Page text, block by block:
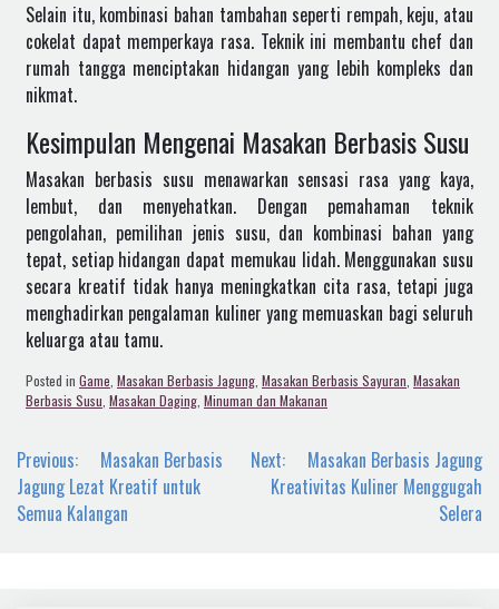
Selain itu, kombinasi bahan tambahan seperti rempah, keju, atau
cokelat dapat memperkaya rasa. Teknik ini membantu chef dan
rumah tangga menciptakan hidangan yang lebih kompleks dan
nikmat.
Kesimpulan Mengenai Masakan Berbasis Susu
Masakan berbasis susu menawarkan sensasi rasa yang kaya,
lembut, dan menyehatkan. Dengan pemahaman teknik
pengolahan, pemilihan jenis susu, dan kombinasi bahan yang
tepat, setiap hidangan dapat memukau lidah. Menggunakan susu
secara kreatif tidak hanya meningkatkan cita rasa, tetapi juga
menghadirkan pengalaman kuliner yang memuaskan bagi seluruh
keluarga atau tamu.
Posted in Game Masakan Berbasis Jagung Masakan Berbasis Sayuran Masakan
Berbasis Susu Masakan Daging Minuman dan Makanan
Navigasi
pos
Previous:
Masakan Berbasis
Jagung Lezat Kreatif untuk
Semua Kalangan
Next:
Masakan Berbasis Jagung
Kreativitas Kuliner Menggugah
Selera